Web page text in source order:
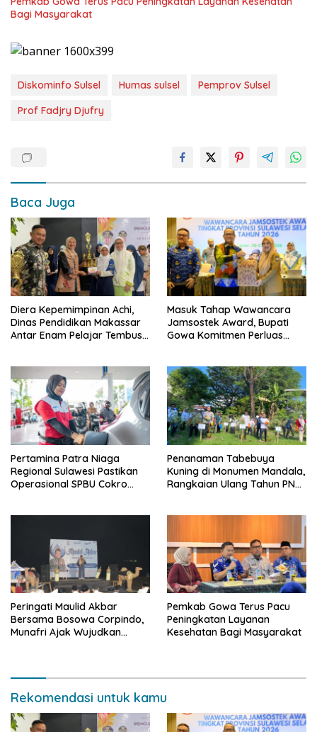
Bagi Masyarakat
Diskominfo Sulsel Humas sulsel
Pemprov Sulsel
Prof Fadjry Djufry
Baca Juga
Diera Kepemimpinan Achi,
Dinas Pendidikan Makassar
Antar Enam Pelajar Tembus
Masuk Tahap Wawancara
Jamsostek Award, Bupati
Gowa Komitmen Perluas
Pertamina Patra Niaga
Regional Sulawesi Pastikan
Operasional SPBU Cokro
Penanaman Tabebuya
Kuning di Monumen Mandala,
Rangkaian Ulang Tahun PNM
Peringati Maulid Akbar
Bersama Bosowa Corpindo,
Munafri Ajak Wujudkan
Pemkab Gowa Terus Pacu
Peningkatan Layanan
Kesehatan Bagi Masyarakat
Rekomendasi untuk kamu